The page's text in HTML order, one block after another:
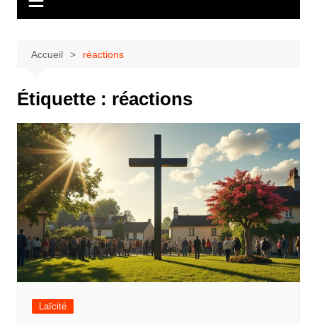
Accueil réactions
Étiquette : réactions
Laïcité